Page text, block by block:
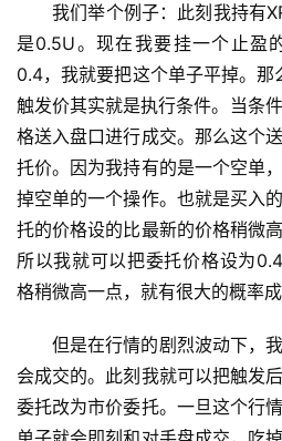
我们举个例子：此刻我持有
是0.5U。现在我要挂一个止盈
0.4，我就要把这个单子平掉。
触发价其实就是执行条件。当条
格送入盘口进行成交。那么这个
托价。因为我持有的是一个空单
掉空单的一个操作。也就是买入
托的价格设的比最新的价格稍微
所以我就可以把委托价格设为
格稍微高一点，就有很大的概率成
但是在行情的剧烈波动下，
会成交的。此刻我就可以把触发
委托改为市价委托。一旦这个行